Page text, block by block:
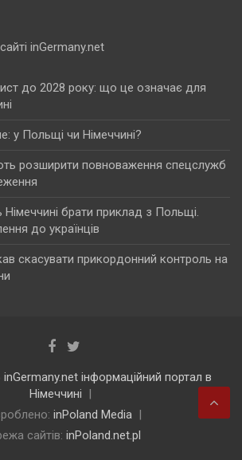
inGermany.net
до 2028 року: що це означає для
у Польщі чи Німеччині?
розширити повноваження спецслужб
брати приклад з Польщі.
до українців
скасувати прикордонний контроль на
inGermany.net інформаційний портал в
Німеччині
inPoland Media
сайтів: inPoland.net.pl